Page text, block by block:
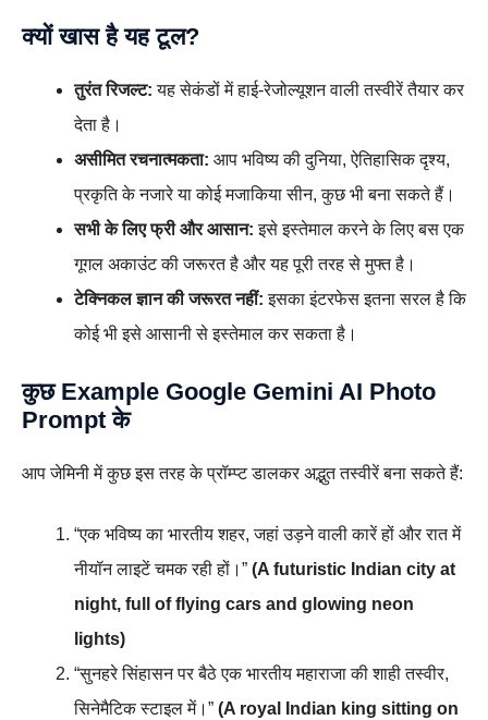
क्यों खास है यह टूल?
तुरंत रिजल्ट: यह सेकंडों में हाई-रेजोल्यूशन वाली तस्वीरें तैयार कर
देता है।
असीमित रचनात्मकता: आप भविष्य की दुनिया, ऐतिहासिक दृश्य,
प्रकृति के नजारे या कोई मजाकिया सीन, कुछ भी बना सकते हैं।
सभी के लिए फ्री और आसान: इसे इस्तेमाल करने के लिए बस एक
गूगल अकाउंट की जरूरत है और यह पूरी तरह से मुफ्त है।
टेक्निकल ज्ञान की जरूरत नहीं: इसका इंटरफेस इतना सरल है कि
कोई भी इसे आसानी से इस्तेमाल कर सकता है।
कुछ Example Google Gemini AI Photo
Prompt के
आप जेमिनी में कुछ इस तरह के प्रॉम्प्ट डालकर अद्भुत तस्वीरें बना सकते हैं:
“एक भविष्य का भारतीय शहर, जहां उड़ने वाली कारें हों और रात में
नीयॉन लाइटें चमक रही हों।” (A futuristic Indian city at
night, full of flying cars and glowing neon
lights)
“सुनहरे सिंहासन पर बैठे एक भारतीय महाराजा की शाही तस्वीर,
सिनेमैटिक स्टाइल में।” (A royal Indian king sitting on